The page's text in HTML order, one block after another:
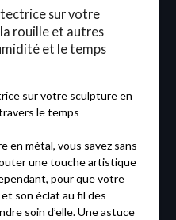
sur votre
rouille et autres
et le temps
sur votre sculpture en
le temps
en métal, vous savez sans
une touche artistique
pour que votre
son éclat au fil des
soin d’elle. Une astuce